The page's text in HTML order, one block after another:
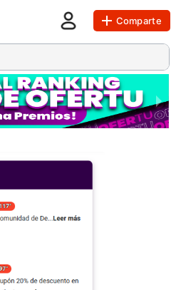
Comparte